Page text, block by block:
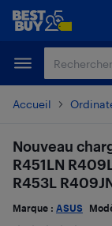
Passer
principal
Passer
Accueil
Nouveau
R451LN
R453L
Marque : ASUS